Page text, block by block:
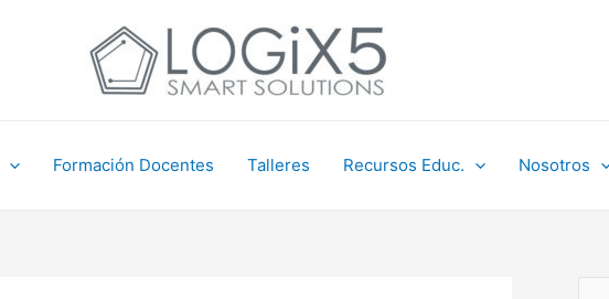
Formación Docentes Talleres Recursos Educ. Nosotros